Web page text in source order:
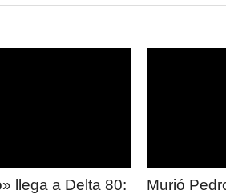
llega a Delta 80:
Murió